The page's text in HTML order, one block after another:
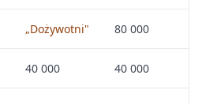
„Dożywotni" 80 000
40 000 40 000